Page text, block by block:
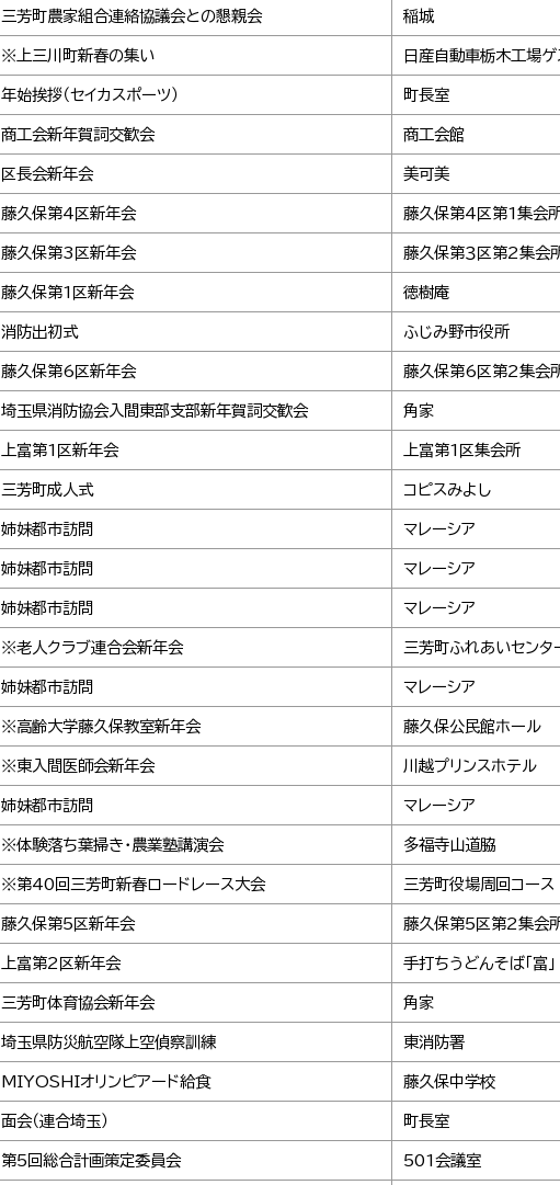
三芳町農家組合連絡協議会との懇親会 稲城
※上三川町新春の集い 日産自動車栃木工場ゲ
年始挨拶（セイカスポーツ） 町長室
商工会新年賀詞交歓会 商工会館
区長会新年会 美可美
藤久保第4区新年会 藤久保第4区第1集会
藤久保第3区新年会 藤久保第３区第2集会
藤久保第1区新年会 徳樹庵
消防出初式 ふじみ野市役所
藤久保第6区新年会 藤久保第6区第2集会
埼玉県消防協会入間東部支部新年賀詞交歓会 角家
上富第1区新年会 上富第1区集会所
三芳町成人式 コピスみよし
姉妹都市訪問 マレーシア
姉妹都市訪問 マレーシア
姉妹都市訪問 マレーシア
※老人クラブ連合会新年会 三芳町ふれあいセンタ
姉妹都市訪問 マレーシア
※高齢大学藤久保教室新年会 藤久保公民館ホール
※東入間医師会新年会 川越プリンスホテル
姉妹都市訪問 マレーシア
※体験落ち葉掃き・農業塾講演会 多福寺山道脇
※第40回三芳町新春ロードレース大会 三芳町役場周回コース
藤久保第5区新年会 藤久保第5区第2集会
上富第2区新年会 手打ちうどんそば「富」
三芳町体育協会新年会 角家
埼玉県防災航空隊上空偵察訓練 東消防署
MIYOSHIオリンピアード給食 藤久保中学校
面会（連合埼玉） 町長室
第5回総合計画策定委員会 501会議室